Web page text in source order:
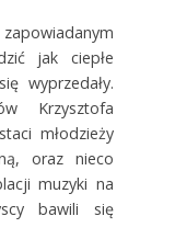
jak ciepłe
wyprzedały.
Krzysztofa
młodzieży
oraz nieco
muzyki na
bawili się